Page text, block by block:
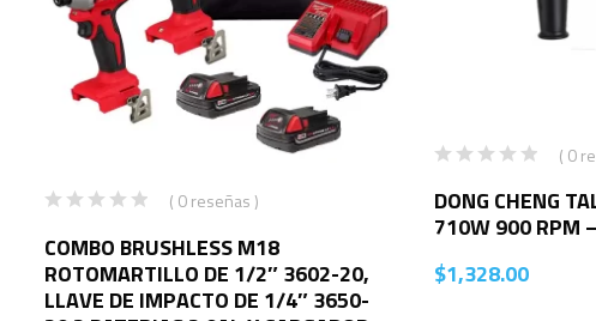
( 0 reseñas )
COMBO BRUSHLESS M18
ROTOMARTILLO DE 1/2″ 3602-20,
LLAVE DE IMPACTO DE 1/4″ 3650-
( 0
DONG CHENG
710W 900 RPM
$1,328.00